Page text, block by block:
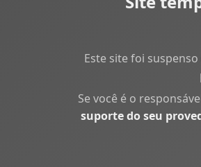
Este site foi
Se você é o
suporte do seu